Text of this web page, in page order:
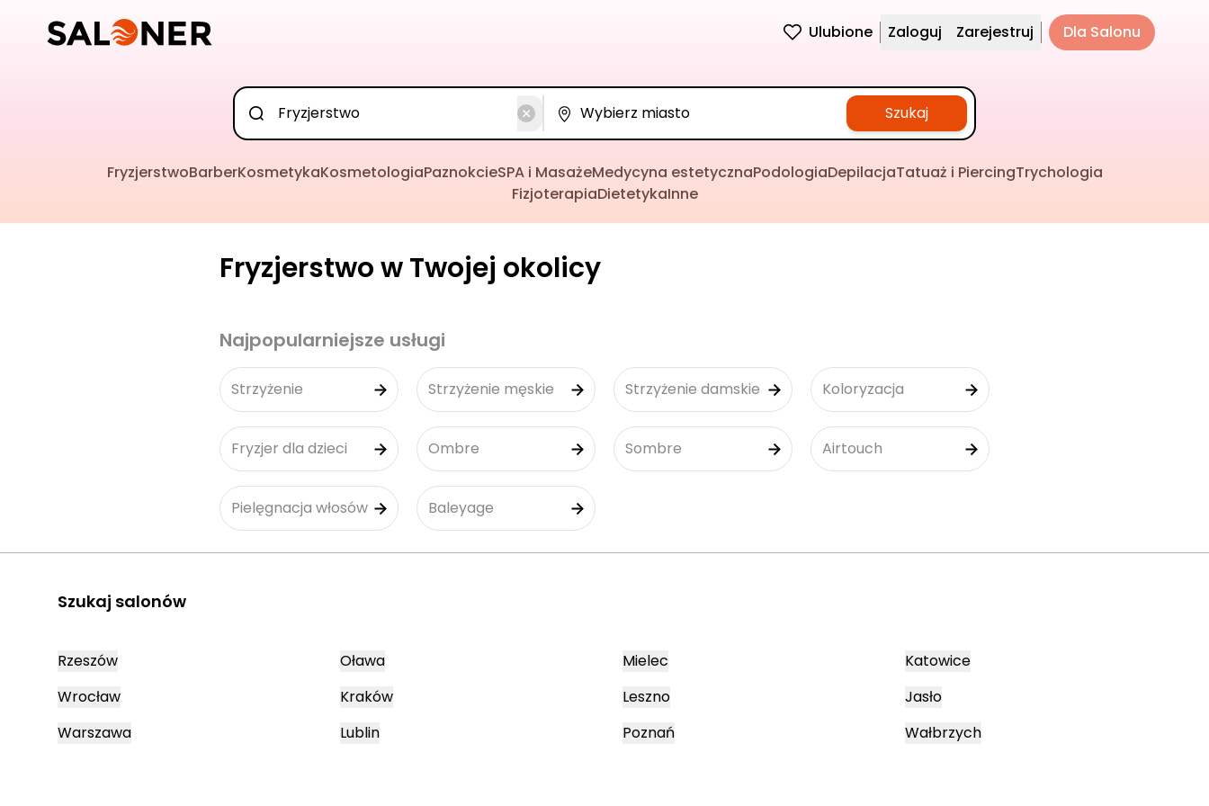
Ulubione Zaloguj Zarejestruj Dla Salonu
Szukaj
FryzjerstwoBarberKosmetykaKosmetologiaPaznokcieSPA i MasażeMedycyna estetycznaPodologiaDepilacjaTatuaż i PiercingTrychologia
FizjoterapiaDietetykaInne
Fryzjerstwo w Twojej okolicy
Najpopularniejsze usługi
Strzyżenie Strzyżenie męskie Strzyżenie damskie Koloryzacja
Fryzjer dla dzieci Ombre Sombre Airtouch
Pielęgnacja włosów Baleyage
Szukaj salonów
Rzeszów
Wrocław
Warszawa
Oława
Kraków
Lublin
Mielec
Leszno
Poznań
Katowice
Jasło
Wałbrzych